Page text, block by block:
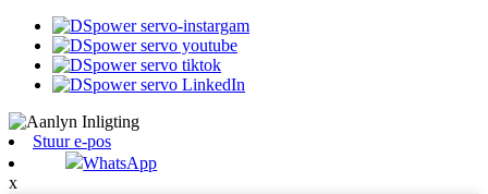
Stuur e-pos
WhatsApp
x